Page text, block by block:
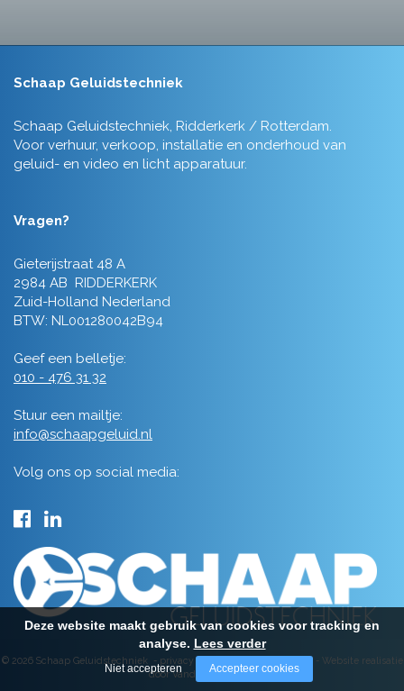
Schaap Geluidstechniek
Schaap Geluidstechniek, Ridderkerk / Rotterdam.
Voor verhuur, verkoop, installatie en onderhoud van
geluid- en video en licht apparatuur.
Vragen?
Gieterijstraat 48 A
2984 AB RIDDERKERK
Zuid-Holland Nederland
BTW: NL001280042B94
Geef een belletje:
010 - 476 31 32
Stuur een mailtje:
info@schaapgeluid.nl
Volg ons op social media:
© 2026 Schaap Geluidstechniek - privacy - algemene voorwaarden- Website realisatie
door Vanderperk Groep
Deze website maakt gebruik van cookies voor tracking en
analyse. Lees verder
Niet accepteren Accepteer cookies